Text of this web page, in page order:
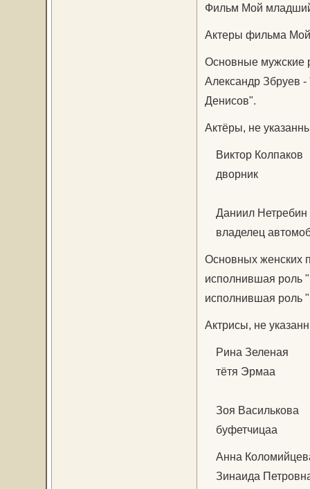
Фильм Мой
Актеры фильма
Основные мужские
Александр Збруев
Денисов".
Актёры, не
Виктор Колпаков
дворник
Даниил Нетребин
владелец
Основных женских
исполнившая роль
исполнившая роль
Актрисы, не
Рина Зеленая
тётя Эрмаа
Зоя Василькова
буфетчицаа
Анна
Зинаида